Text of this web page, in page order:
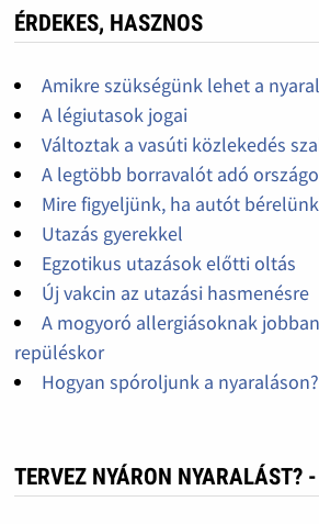
ÉRDEKES, HASZNOS
Amikre szükségünk lehet a
A légiutasok jogai
Változtak a vasúti közlekedés
A legtöbb borravalót adó
Mire figyeljünk, ha autót
Utazás gyerekkel
Egzotikus utazások előtti oltás
Új vakcin az utazási hasmenésre
A mogyoró allergiásoknak
repüléskor
Hogyan spóroljunk a nyaraláson?
TERVEZ NYÁRON NYARALÁST?